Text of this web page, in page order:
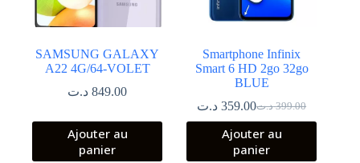
SAMSUNG GALAXY
A22 4G/64-VOLET
849.00 د.ت
Ajouter au
panier
Smartphone Infinix
Smart 6 HD 2go 32go
BLUE
399.00 د.تLe
prix
initial
était :
359.00 د.ت
Le
prix
actuel
est :
Ajouter au
panier